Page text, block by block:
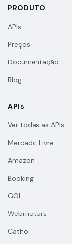
PRODUTO
APIs
Preços
Documentação
Blog
APIs
Ver todas as APIs
Mercado Livre
Amazon
Booking
GOL
Webmotors
Catho